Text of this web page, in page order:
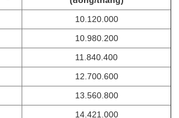
10.120.000
10.980.200
11.840.400
12.700.600
13.560.800
14.421.000